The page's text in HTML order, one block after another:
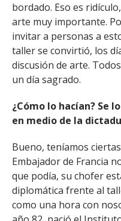
bordado. Eso es
arte muy importante.
invitar a personas a
taller se convirtió, los
discusión de arte.
un día sagrado.
¿Cómo lo hacían? Se
en medio de la
Bueno, teníamos
Embajador de Francia
que podía, su chofer
diplomática frente al
como una hora con